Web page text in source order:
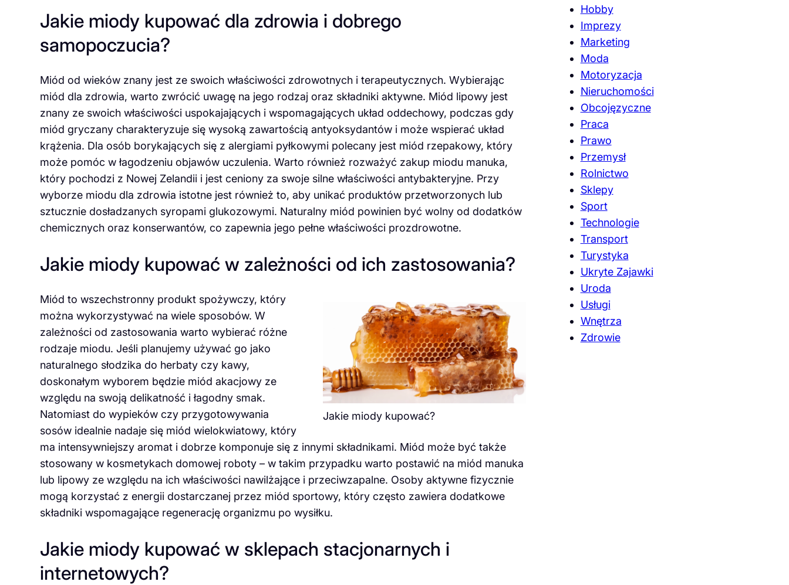
Jakie miody kupować dla zdrowia i dobrego
samopoczucia?
Miód od wieków znany jest ze swoich właściwości zdrowotnych i terapeutycznych. Wybierając
miód dla zdrowia, warto zwrócić uwagę na jego rodzaj oraz składniki aktywne. Miód lipowy jest
znany ze swoich właściwości uspokajających i wspomagających układ oddechowy, podczas gdy
miód gryczany charakteryzuje się wysoką zawartością antyoksydantów i może wspierać układ
krążenia. Dla osób borykających się z alergiami pyłkowymi polecany jest miód rzepakowy, który
może pomóc w łagodzeniu objawów uczulenia. Warto również rozważyć zakup miodu manuka,
który pochodzi z Nowej Zelandii i jest ceniony za swoje silne właściwości antybakteryjne. Przy
wyborze miodu dla zdrowia istotne jest również to, aby unikać produktów przetworzonych lub
sztucznie dosładzanych syropami glukozowymi. Naturalny miód powinien być wolny od dodatków
chemicznych oraz konserwantów, co zapewnia jego pełne właściwości prozdrowotne.
Jakie miody kupować w zależności od ich zastosowania?
Jakie miody kupować?
Miód to wszechstronny produkt spożywczy, który
można wykorzystywać na wiele sposobów. W
zależności od zastosowania warto wybierać różne
rodzaje miodu. Jeśli planujemy używać go jako
naturalnego słodzika do herbaty czy kawy,
doskonałym wyborem będzie miód akacjowy ze
względu na swoją delikatność i łagodny smak.
Natomiast do wypieków czy przygotowywania
sosów idealnie nadaje się miód wielokwiatowy, który
ma intensywniejszy aromat i dobrze komponuje się z innymi składnikami. Miód może być także
stosowany w kosmetykach domowej roboty – w takim przypadku warto postawić na miód manuka
lub lipowy ze względu na ich właściwości nawilżające i przeciwzapalne. Osoby aktywne fizycznie
mogą korzystać z energii dostarczanej przez miód sportowy, który często zawiera dodatkowe
składniki wspomagające regenerację organizmu po wysiłku.
Jakie miody kupować w sklepach stacjonarnych i
internetowych?
Hobby
Imprezy
Marketing
Moda
Motoryzacja
Nieruchomości
Obcojęzyczne
Praca
Prawo
Przemysł
Rolnictwo
Sklepy
Sport
Technologie
Transport
Turystyka
Ukryte Zajawki
Uroda
Usługi
Wnętrza
Zdrowie